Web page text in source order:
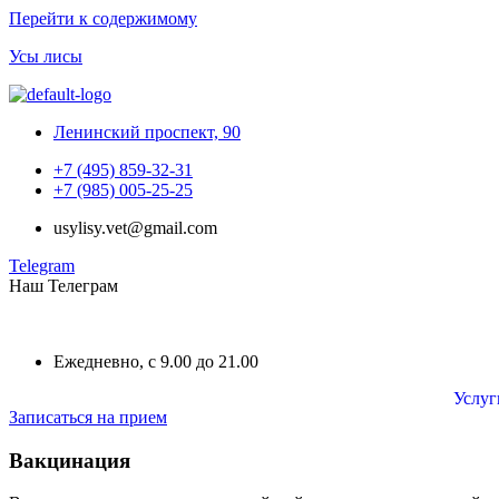
Перейти к содержимому
Усы лисы
Ленинский проспект, 90
+7 (495) 859-32-31
+7 (985) 005-25-25
usylisy.vet@gmail.com
Telegram
Наш Телеграм
Ежедневно, с 9.00 до 21.00
Записаться на прием
Вакцинация